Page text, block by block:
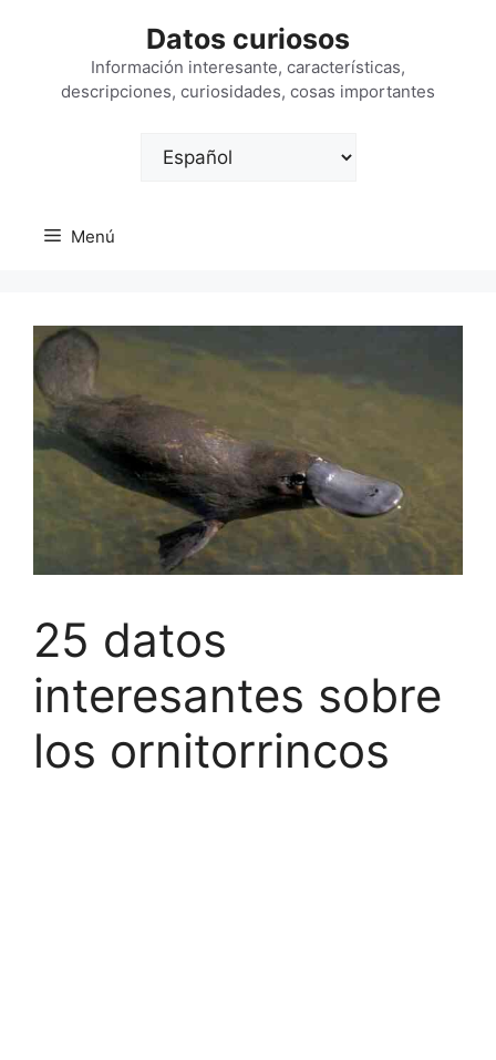
Datos curiosos
Información interesante, características,
descripciones, curiosidades, cosas importantes
Elegir
Menú
25 datos
interesantes sobre
los ornitorrincos